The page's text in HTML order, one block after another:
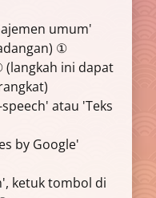
umum'
①
ini dapat
atau 'Teks
by Google'
ketuk tombol di